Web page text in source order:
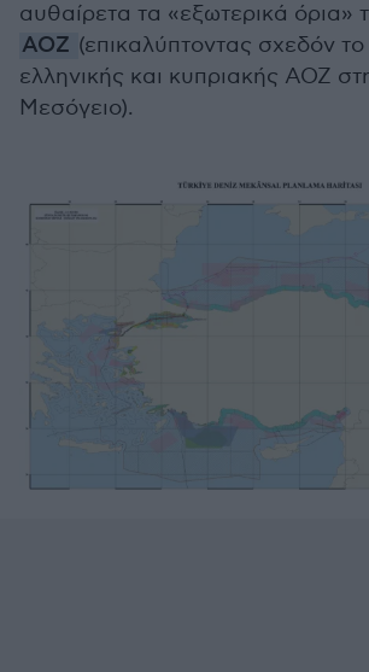
αυθαίρετα τα «εξωτερικά όρια»
ΑΟΖ (επικαλύπτοντας σχεδόν
ελληνικής και κυπριακής ΑΟΖ
Μεσόγειο).